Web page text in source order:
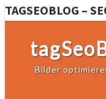
TAGSEOBLOG –
Bilder